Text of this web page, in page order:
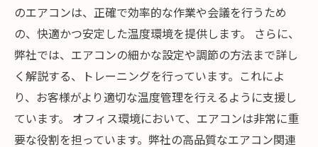
のエアコンは、正確で効率的な作業や会議を行うため
の、快適かつ安定した温度環境を提供します。 さらに、
弊社では、エアコンの細かな設定や調節の方法まで詳し
く解説する、トレーニングを行っています。これによ
り、お客様がより適切な温度管理を行えるように支援し
ています。 オフィス環境において、エアコンは非常に重
要な役割を担っています。弊社の高品質なエアコン関連